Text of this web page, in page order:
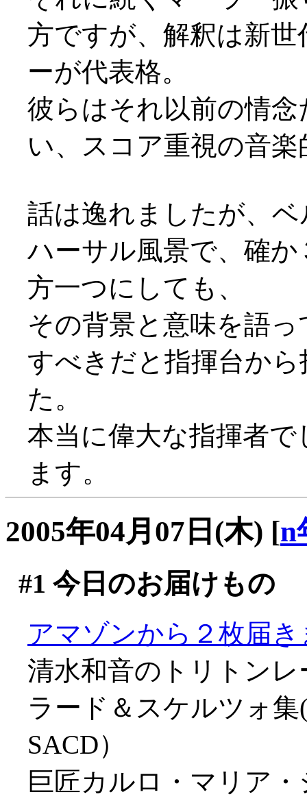
方ですが、解釈は新
ーが代表格。
彼らはそれ以前の情
い、スコア重視の音
話は逸れましたが、
ハーサル風景で、確
方一つにしても、
その背景と意味を語
すべきだと指揮台か
た。
本当に偉大な指揮者
ます。
2005年04月07日(木) [n
#1 今日のお届けもの
アマゾンから２枚届
清水和音のトリトン
ラード＆スケルツォ
SACD）
巨匠カルロ・マリア